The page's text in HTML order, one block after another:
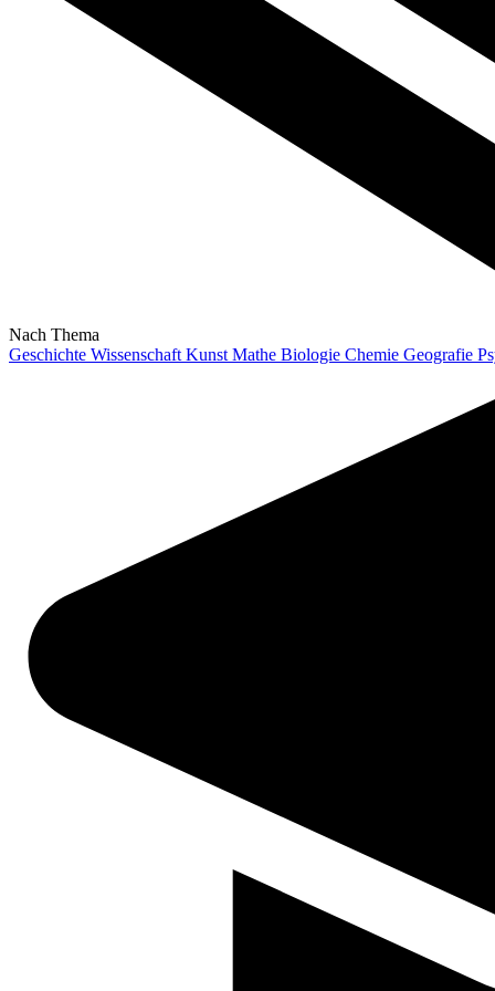
Nach Thema
Geschichte Wissenschaft Kunst Mathe Biologie Chemie Geografie